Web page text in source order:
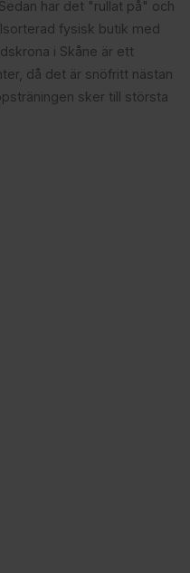
har det "rullat på" och
fysisk butik med
i Skåne är ett
då det är snöfritt nästan
sker till största